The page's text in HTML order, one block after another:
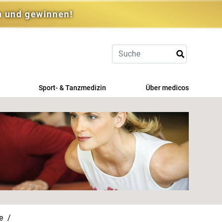
und gewinnen!
Sport- & Tanzmedizin
Sportmedizin
Kompetenzzentrum TanzMedizin
Über medicos
Team
Karriere im medicos
Qualitätszertifikate, Partner &
Kooperationen
Lehre, Aus- & Weiterbildung
Patient*innen erzählen